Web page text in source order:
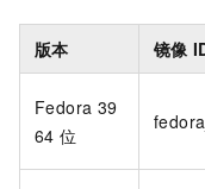
版本 镜像
Fedora 39
64 位